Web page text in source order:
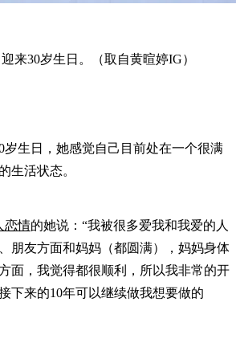
来30岁生日。（取自黄暄婷IG）
岁生日，她感觉自己目前处在一个很满
生活状态。
恋情的她说：“我被很多爱我和我爱的人
朋友方面和妈妈（都圆满），妈妈身体
面，我觉得都很顺利，所以我非常的开
下来的10年可以继续做我想要做的